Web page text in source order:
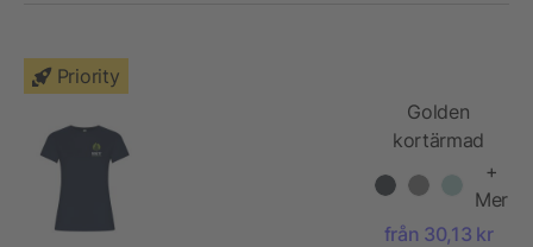
Priority
Golden
kortärmad
dam
+
Mer
från 30,13 kr